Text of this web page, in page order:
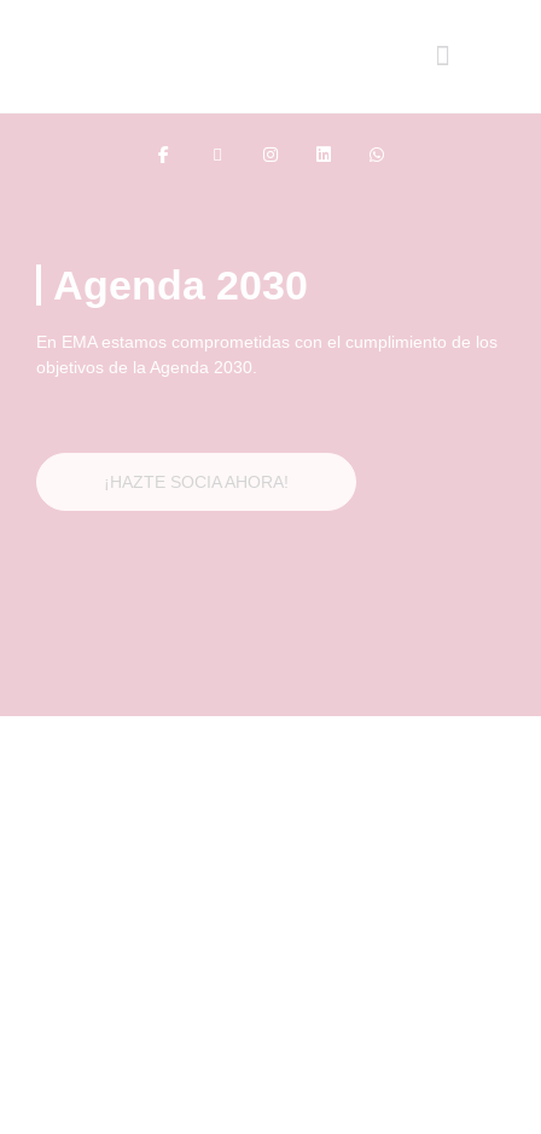
Agenda 2030
En EMA estamos comprometidas con el cumplimiento de los
objetivos de la Agenda 2030.
¡HAZTE SOCIA AHORA!